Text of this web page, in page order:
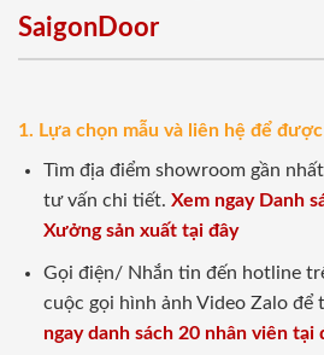
SaigonDoor
1. Lựa chọn mẫu và liên hệ để
Tìm địa điểm showroom gần
tư vấn chi tiết. Xem ngay Danh
Xưởng sản xuất tại đây
Gọi điện/ Nhắn tin đến hotline
cuộc gọi hình ảnh Video Zalo để
ngay danh sách 20 nhân viên tại